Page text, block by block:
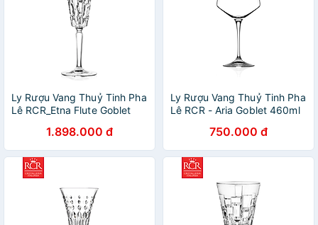
Ly Rượu Vang Thuỷ Tinh Pha
Lê RCR_Etna Flute Goblet
1.898.000 đ
Ly Rượu Vang Thuỷ Tinh Pha
Lê RCR - Aria Goblet 460ml
750.000 đ